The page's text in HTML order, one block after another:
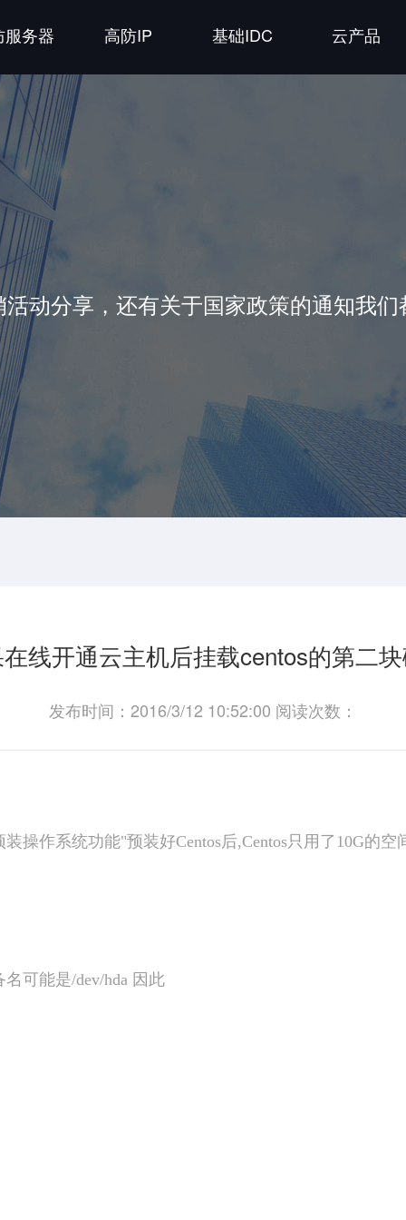
服务器 高防IP 基础IDC 云产品
动分享，还有关于国家政策的通知我
线开通云主机后挂载centos的第二
发布时间：2016/3/12 10:52:00 阅读次数：
操作系统功能"预装好Centos后,Centos只用了10G的
可能是/dev/hda 因此